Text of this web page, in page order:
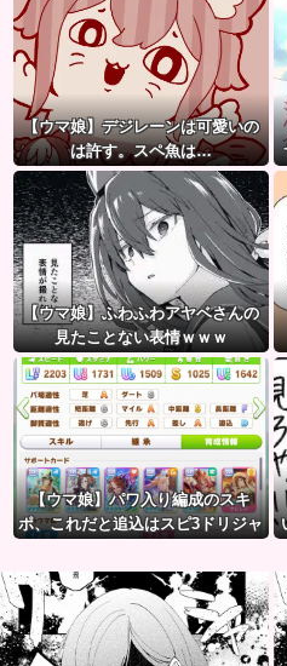
【ウマ娘】デジレーンは可愛いの
は許す。スペ魚は…
【ウマ娘】ふわふわアヤベさんの
見たことない表情ｗｗｗ
【ウマ娘】パワ入り編成のスキ
ポ、これだと追込はスピ3ドリジャ